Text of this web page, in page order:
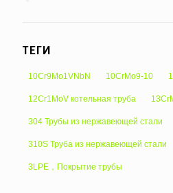
ТЕГИ
10Cr9Mo1VNbN 10CrMo9-10
12Cr1MoV котельная труба
304 Трубы из нержавеющей стали
310S Труба из нержавеющей стали
3LPE，Покрытие трубы